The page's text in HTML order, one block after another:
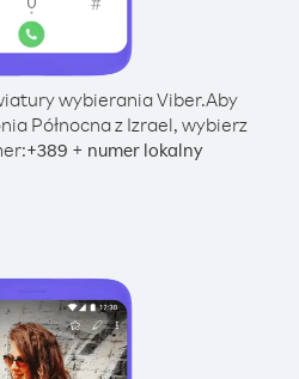
wybierania Viber.Aby
Północna z Izrael, wybierz
+389 + numer lokalny